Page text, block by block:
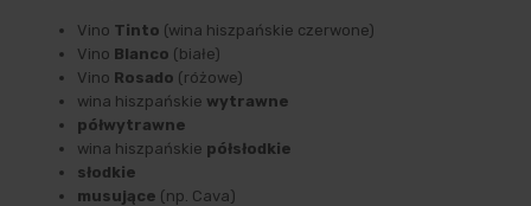
Vino Tinto (wina hiszpańskie czerwone)
Vino Blanco (białe)
Vino Rosado (różowe)
wina hiszpańskie wytrawne
półwytrawne
wina hiszpańskie półsłodkie
słodkie
musujące (np. Cava)